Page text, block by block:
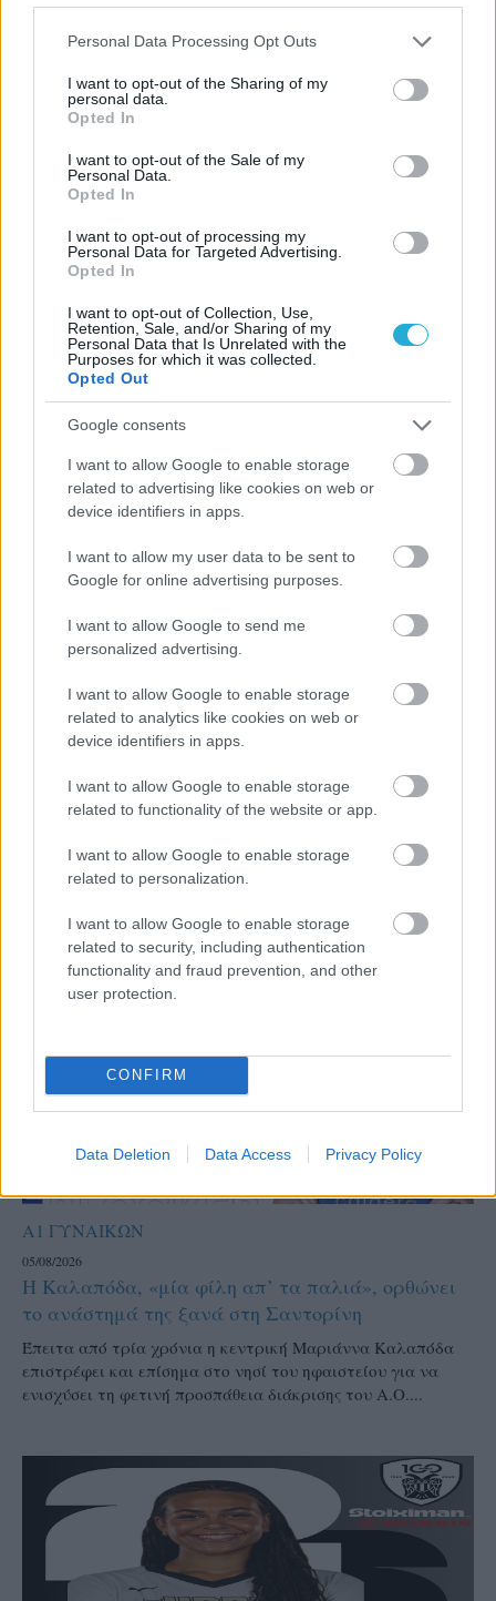
Please note that this website/app uses one or more Google
not limited to your visit or usage behaviour. You may click to
grant or deny consent to Google and its third-party tags to
use your data for below specified purposes in below Google
consent section.
Personal Data Processing Opt Outs
I want to opt-out of the Sharing of my
personal data.
Opted In
I want to opt-out of the Sale of my
Personal Data.
Opted In
I want to opt-out of processing my
Personal Data for Targeted Advertising.
Opted In
I want to opt-out of Collection, Use,
Retention, Sale, and/or Sharing of my
Personal Data that Is Unrelated with the
Purposes for which it was collected.
Opted Out
Google consents
I want to allow Google to enable storage
related to advertising like cookies on web or
device identifiers in apps.
I want to allow my user data to be sent to
Google for online advertising purposes.
I want to allow Google to send me
personalized advertising.
I want to allow Google to enable storage
related to analytics like cookies on web or
device identifiers in apps.
I want to allow Google to enable storage
related to functionality of the website or app.
I want to allow Google to enable storage
related to personalization.
I want to allow Google to enable storage
related to security, including authentication
functionality and fraud prevention, and other
user protection.
CONFIRM
Data Deletion Data Access Privacy Policy
παντού…
Α1 ΓΥΝΑΙΚΩΝ
05/08/2026
Η Καλαπόδα, «μία φίλη απ’ τα παλιά», ορθώνει
το ανάστημά της ξανά στη Σαντορίνη
Έπειτα από τρία χρόνια η κεντρική Μαριάννα Καλαπόδα
επιστρέφει και επίσημα στο νησί του ηφαιστείου για να
ενισχύσει τη φετινή προσπάθεια διάκρισης του Α.Ο....